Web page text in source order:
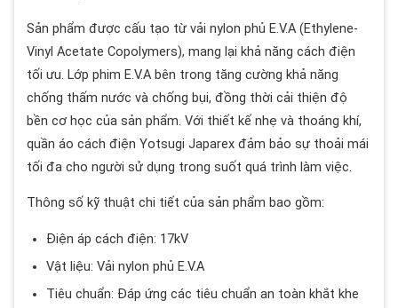
Sản phẩm được cấu tạo từ vải nylon phủ E.V.A (Ethylene-
Vinyl Acetate Copolymers), mang lại khả năng cách điện
tối ưu. Lớp phim E.V.A bên trong tăng cường khả năng
chống thấm nước và chống bụi, đồng thời cải thiện độ
bền cơ học của sản phẩm. Với thiết kế nhẹ và thoáng khí,
quần áo cách điện Yotsugi Japarex đảm bảo sự thoải mái
tối đa cho người sử dụng trong suốt quá trình làm việc.
Thông số kỹ thuật chi tiết của sản phẩm bao gồm:
Điện áp cách điện: 17kV
Vật liệu: Vải nylon phủ E.V.A
Tiêu chuẩn: Đáp ứng các tiêu chuẩn an toàn khắt khe